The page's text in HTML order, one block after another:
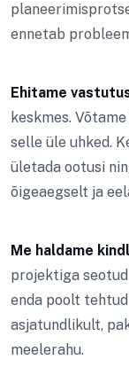
ennetab
Ehitame
keskmes.
selle üle uhked.
ületada ootusi
õigeaegselt ja
Me haldame
projektiga
enda poolt
asjatundlikult,
meelerahu.